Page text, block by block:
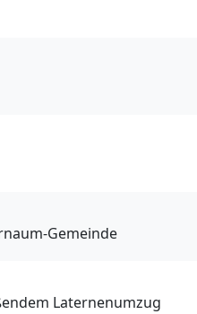
Gemeinde
Laternenumzug